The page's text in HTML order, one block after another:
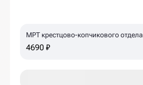
МРТ крестцово-копчикового отдела
позвоночника
4690 ₽